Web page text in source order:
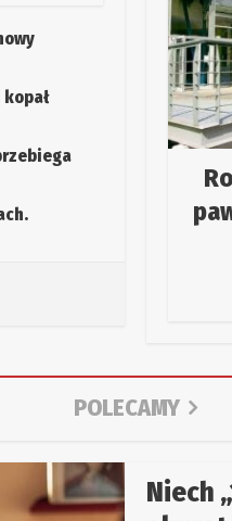
kopał
POLECAMY
Niech